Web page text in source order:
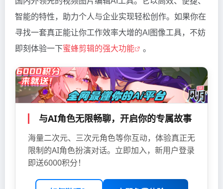
智能的特性，助力个人与企业实现轻松创作。如果你在
寻找一套真正能让你工作效率大增的AI图像工具，不妨
即刻体验一下蜜蜂剪辑的强大功能 。
与AI角色无限畅聊，开启你的专属故事
海量二次元、三次元角色等你互动，体验真正无
限制的AI角色扮演对话。立即加入，新用户登录
即送6000积分！